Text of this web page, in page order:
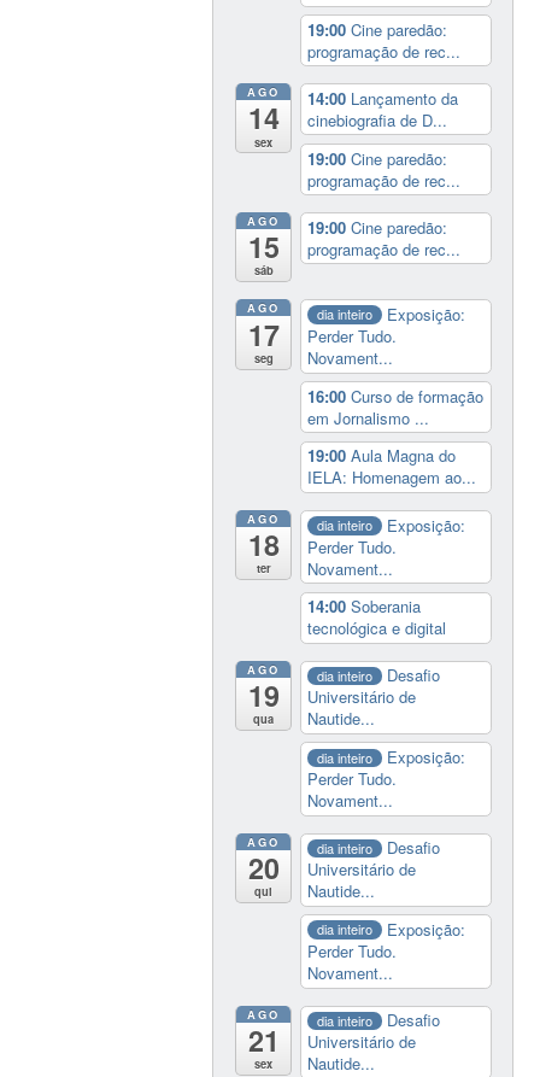
19:00Cine paredão:
programação de rec...
AGO
14
sex
14:00 Lançamento da
cinebiografia de D...
19:00Cine paredão:
programação de rec...
AGO
15
sáb
19:00Cine paredão:
programação de rec...
AGO
17
seg
dia inteiro
Exposição:
Perder Tudo.
Novament...
16:00Curso de formação
em Jornalismo ...
19:00Aula Magna do
IELA: Homenagem ao...
AGO
18
ter
dia inteiro
Exposição:
Perder Tudo.
Novament...
14:00Soberania
tecnológica e digital
AGO
19
qua
dia inteiro
Desafio
Universitário de
Nautide...
dia inteiro
Exposição:
Perder Tudo.
Novament...
AGO
20
qui
dia inteiro
Desafio
Universitário de
Nautide...
dia inteiro
Exposição:
Perder Tudo.
Novament...
AGO
21
sex
dia inteiro
Desafio
Universitário de
Nautide...